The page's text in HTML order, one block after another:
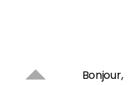
Bonjour,